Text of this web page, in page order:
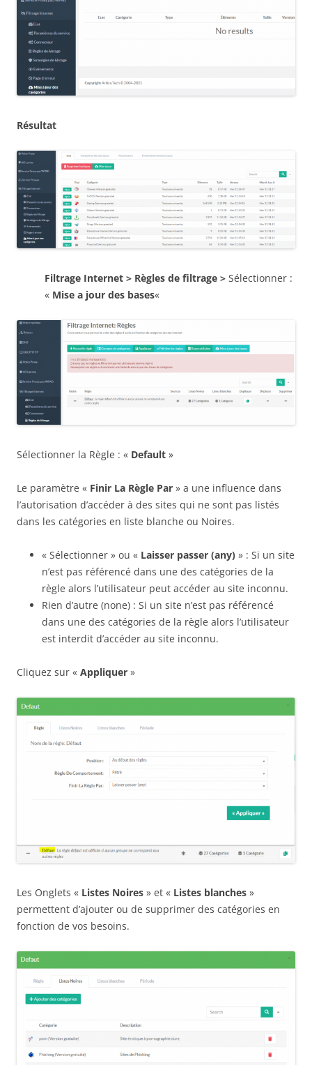
Résultat
Filtrage Internet > Règles de filtrage > Sélectionner :
« Mise a jour des bases«
Sélectionner la Règle : « Default »
Le paramètre « Finir La Règle Par » a une influence dans
l’autorisation d’accéder à des sites qui ne sont pas listés
dans les catégories en liste blanche ou Noires.
« Sélectionner » ou « Laisser passer (any) » : Si un site
n’est pas référencé dans une des catégories de la
règle alors l’utilisateur peut accéder au site inconnu.
Rien d’autre (none) : Si un site n’est pas référencé
dans une des catégories de la règle alors l’utilisateur
est interdit d’accéder au site inconnu.
Cliquez sur « Appliquer »
Les Onglets « Listes Noires » et « Listes blanches »
permettent d’ajouter ou de supprimer des catégories en
fonction de vos besoins.